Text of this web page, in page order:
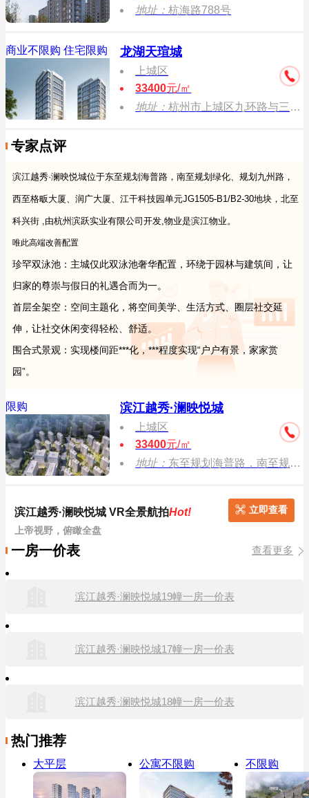
地址：杭海路788号
商业不限购 住宅限购 龙湖天瑄城
上城区
33400元/㎡
地址：杭州市上城区九环路与三胜街交叉口南侧
专家点评
滨江越秀·澜映悦城位于东至规划海普路，南至规划绿化、规划九州路，
西至格畈大厦、润广大厦、江干科技园单元JG1505-B1/B2-30地块，北至
科兴街 ,由杭州滨跃实业有限公司开发,物业是滨江物业。
唯此高端改善配置
珍罕双泳池：主城仅此双泳池奢华配置，环绕于园林与建筑间，让
归家的尊崇与假日的礼遇合而为一。
首层全架空：空间主题化，将空间美学、生活方式、圈层社交延
伸，让社交休闲变得轻松、舒适。
围合式景观：实现楼间距***化，***程度实现“户户有景，家家赏
园”。
限购 滨江越秀·澜映悦城
上城区
33400元/㎡
地址： 东至规划海普路，南至规划绿化、规划九州路，西至格畈大厦、润广大厦、江干科技园单元JG1505-B1/B2-30地块，北至科兴街
滨江越秀·澜映悦城 VR全景航拍Hot!
上帝视野，俯瞰全盘
立即查看
一房一价表 查看更多
滨江越秀·澜映悦城19幢一房一价表
滨江越秀·澜映悦城17幢一房一价表
滨江越秀·澜映悦城18幢一房一价表
热门推荐
大平层 公寓不限购 不限购